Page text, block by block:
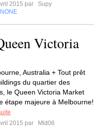
2015 par
Supy
NONE
Victoria
Australia + Tout prêt
du quartier des
le Queen Victoria Market
étape majeure à Melbourne!
2015 par
Mld06